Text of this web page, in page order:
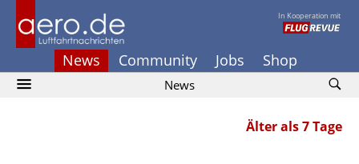
In Kooperation mit
News Community Jobs Shop
News
Älter als 7 Tage